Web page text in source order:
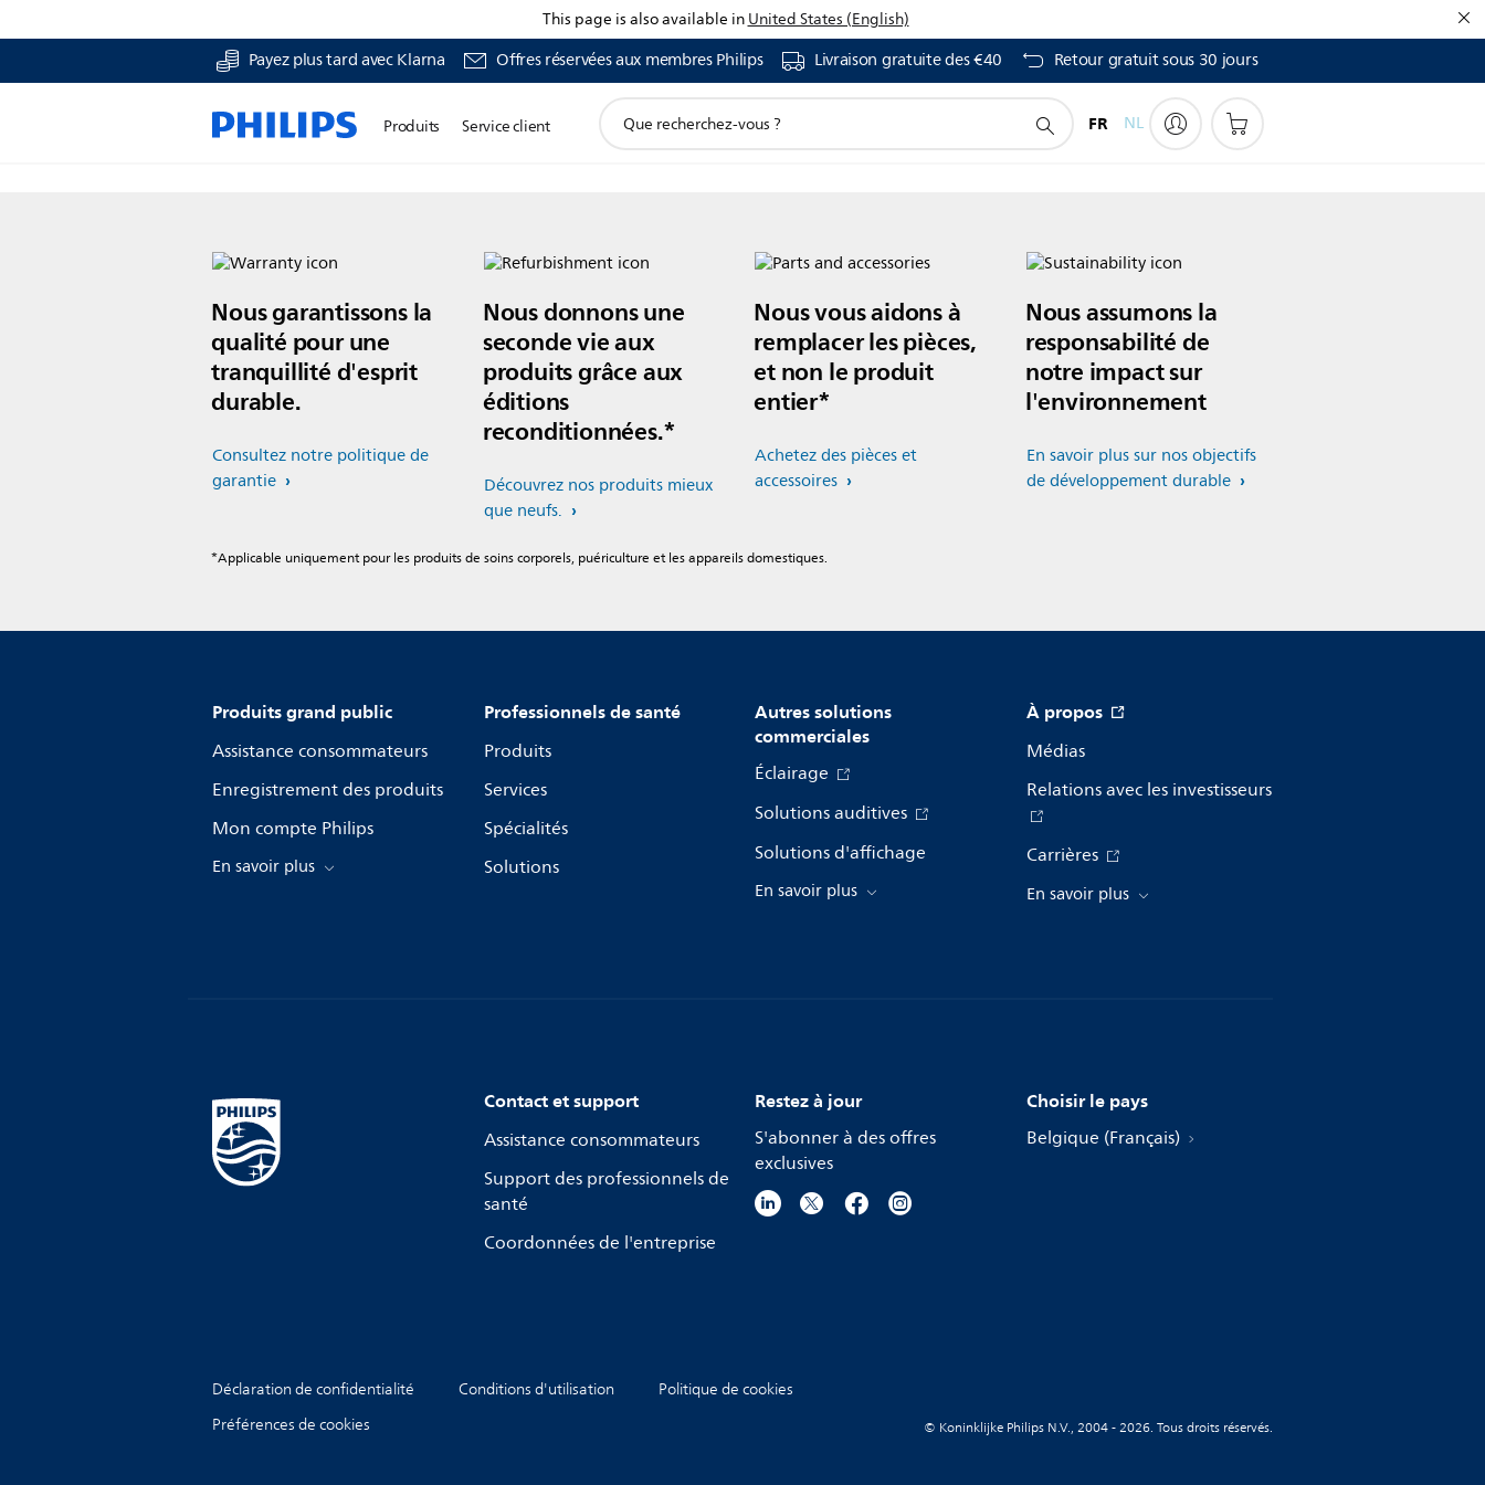
This page is also available inUnited States (English)
Payez plus tard avec Klarna Offres réservées aux membres Philips Livraison gratuite des €40 Retour gratuit sous 30 jours
Produits Service client FR NL
Nous garantissons la
qualité pour une
tranquillité d'esprit
durable.
Consultez notre politique de
garantie
Nous donnons une
seconde vie aux
produits grâce aux
éditions
reconditionnées.*
Découvrez nos produits mieux
que neufs.
Nous vous aidons à
remplacer les pièces,
et non le produit
entier*
Achetez des pièces et
accessoires
Nous assumons la
responsabilité de
notre impact sur
l'environnement
En savoir plus sur nos objectifs
de développement durable
*Applicable uniquement pour les produits de soins corporels, puériculture et les appareils domestiques.
Produits grand public
Assistance consommateurs
Enregistrement des produits
Mon compte Philips
En savoir plus
Professionnels de santé
Produits
Services
Spécialités
Solutions
Autres solutions
commerciales
Éclairage
Solutions auditives
Solutions d'affichage
En savoir plus
À propos
Médias
Relations avec les investisseurs
Carrières
En savoir plus
Contact et support
Assistance consommateurs
Support des professionnels de
santé
Coordonnées de l'entreprise
Restez à jour
S'abonner à des offres
exclusives
Choisir le pays
Belgique (Français)
Déclaration de confidentialité Conditions d'utilisation
Politique de cookies
Préférences de cookies
© Koninklijke Philips N.V., 2004 - 2026. Tous droits réservés.